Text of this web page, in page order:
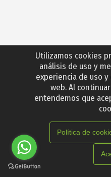
Utilizamos cookies
análisis de uso y
experiencia de uso
web. Al
entendemos que
Política de